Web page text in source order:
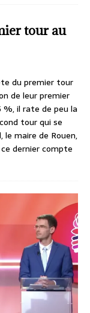
tour au
du premier tour
de leur premier
%, il rate de peu la
tour qui se
le maire de Rouen,
dernier compte